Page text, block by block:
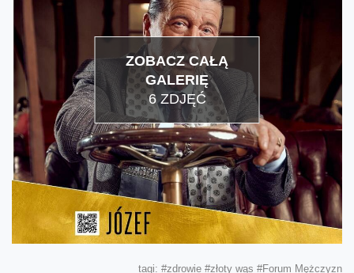
ZOBACZ CAŁĄ
GALERIĘ
6 ZDJĘĆ
tagi: #zdrowie #złoty wąs #Forum Mężczyzn